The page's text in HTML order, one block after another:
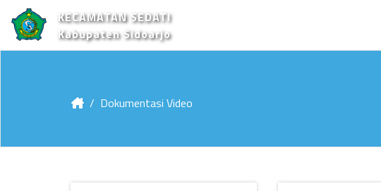
KECAMATAN SEDATI
Kabupaten Sidoarjo
Dokumentasi Video